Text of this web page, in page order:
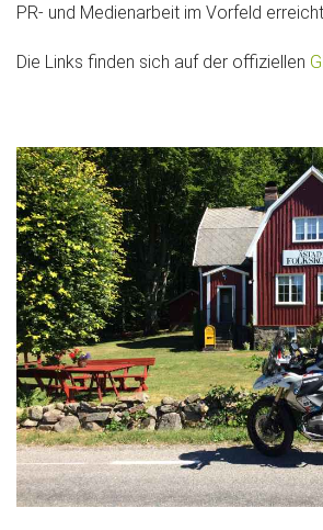
PR- und Medienarbeit im Vorfeld erreicht.
Die Links finden sich auf der offiziellen